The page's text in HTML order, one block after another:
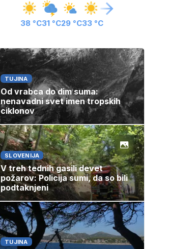
38 °C31 °C29 °C33 °C
TUJINA
Od vrabca do dim suma:
nenavadni svet imen tropskih
ciklonov
SLOVENIJA
V treh tednih gasili devet
požarov: Policija sumi, da so bili
podtaknjeni
TUJINA